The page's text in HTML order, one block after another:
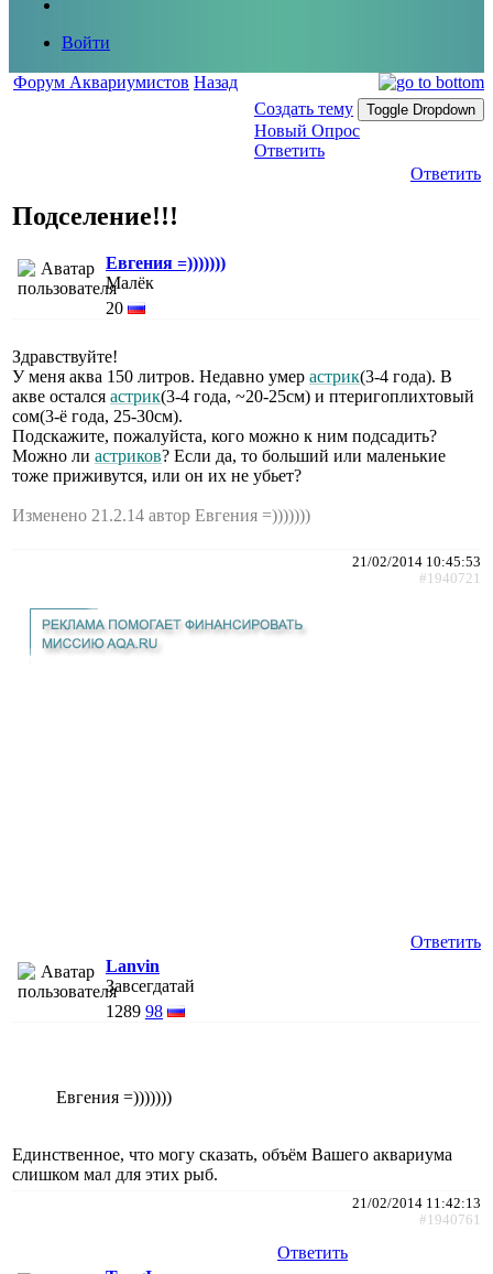
Войти
Форум Аквариумистов Назад
Создать тему
Toggle Dropdown
Новый Опрос
Ответить
Ответить
Подселение!!!
Евгения =)))))))
Малёк
20
Здравствуйте!
У меня аква 150 литров. Недавно умер астрик(3-4 года). В
акве остался астрик(3-4 года, ~20-25см) и птеригоплихтовый
сом(3-ё года, 25-30см).
Подскажите, пожалуйста, кого можно к ним подсадить?
Можно ли астриков? Если да, то больший или маленькие
тоже приживутся, или он их не убьет?
Изменено 21.2.14 автор Евгения =)))))))
21/02/2014 10:45:53
#1940721
Ответить
Lanvin
Завсегдатай
1289 98
Евгения =)))))))
Единственное, что могу сказать, объём Вашего аквариума
слишком мал для этих рыб.
21/02/2014 11:42:13
#1940761
Ответить